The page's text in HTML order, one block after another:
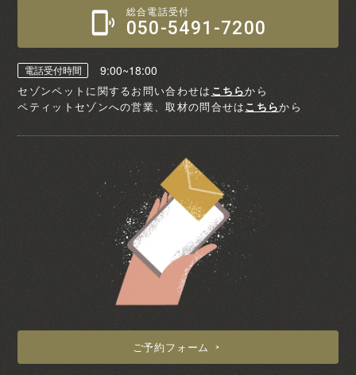
総合電話受付
050-5491-7200
電話受付時間 9:00~18:00
セゾンペットに関するお問い合わせは こちらから
ペティットセゾンへの営業、取材の問合せはこちらから
ご予約フォーム